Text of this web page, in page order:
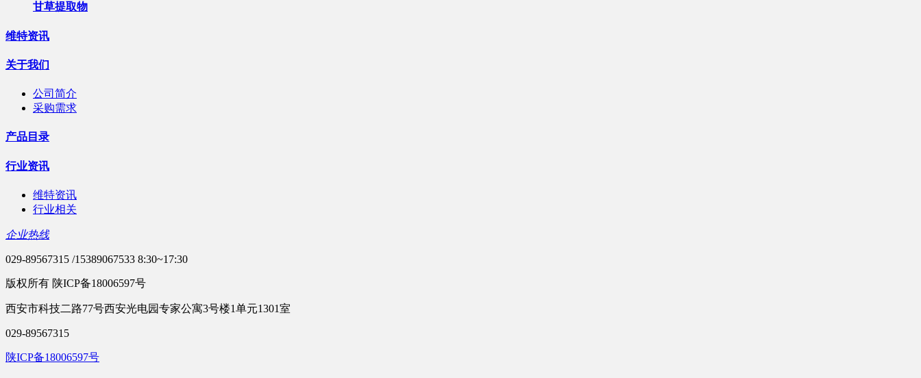
甘草提取物
维特资讯
关于我们
公司简介
采购需求
产品目录
行业资讯
维特资讯
行业相关
企业热线
029-89567315 /15389067533 8:30~17:30
版权所有 陕ICP备18006597号
西安市科技二路77号西安光电园专家公寓3号楼1单元1301室
029-89567315
陕ICP备18006597号